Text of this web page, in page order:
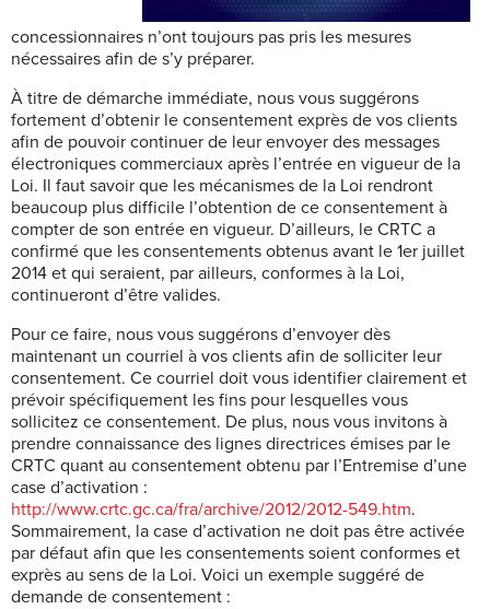
concessionnaires n’ont toujours pas pris les mesures
nécessaires afin de s’y préparer.
À titre de démarche immédiate, nous vous suggérons
fortement d’obtenir le consentement exprès de vos clients
afin de pouvoir continuer de leur envoyer des messages
électroniques commerciaux après l’entrée en vigueur de la
Loi. Il faut savoir que les mécanismes de la Loi rendront
beaucoup plus difficile l’obtention de ce consentement à
compter de son entrée en vigueur. D’ailleurs, le CRTC a
confirmé que les consentements obtenus avant le 1er juillet
2014 et qui seraient, par ailleurs, conformes à la Loi,
continueront d’être valides.
Pour ce faire, nous vous suggérons d’envoyer dès
maintenant un courriel à vos clients afin de solliciter leur
consentement. Ce courriel doit vous identifier clairement et
prévoir spécifiquement les fins pour lesquelles vous
sollicitez ce consentement. De plus, nous vous invitons à
prendre connaissance des lignes directrices émises par le
CRTC quant au consentement obtenu par l’Entremise d’une
case d’activation :
http://www.crtc.gc.ca/fra/archive/2012/2012-549.htm.
Sommairement, la case d’activation ne doit pas être activée
par défaut afin que les consentements soient conformes et
exprès au sens de la Loi. Voici un exemple suggéré de
demande de consentement :